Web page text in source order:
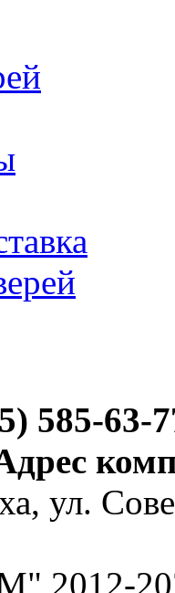
585-63-
ул.